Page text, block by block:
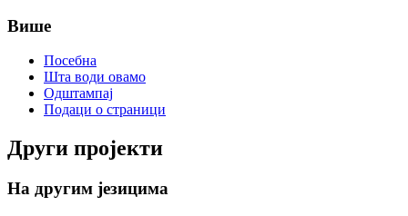
Више
Посебна
Шта води овамо
Одштампај
Подаци о страници
Други пројекти
На другим језицима